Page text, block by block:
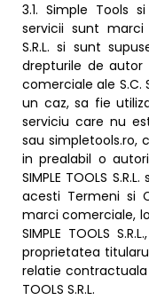
3.1. Simple Tools
servicii sunt marci
S.R.L. si sunt
drepturile de autor
comerciale ale S.C.
un caz, sa fie
serviciu care nu
sau simpletools.ro,
in prealabil o
SIMPLE TOOLS
acesti Termeni si
marci comerciale,
SIMPLE TOOLS
proprietatea
relatie contractuala
TOOLS S.R.L.